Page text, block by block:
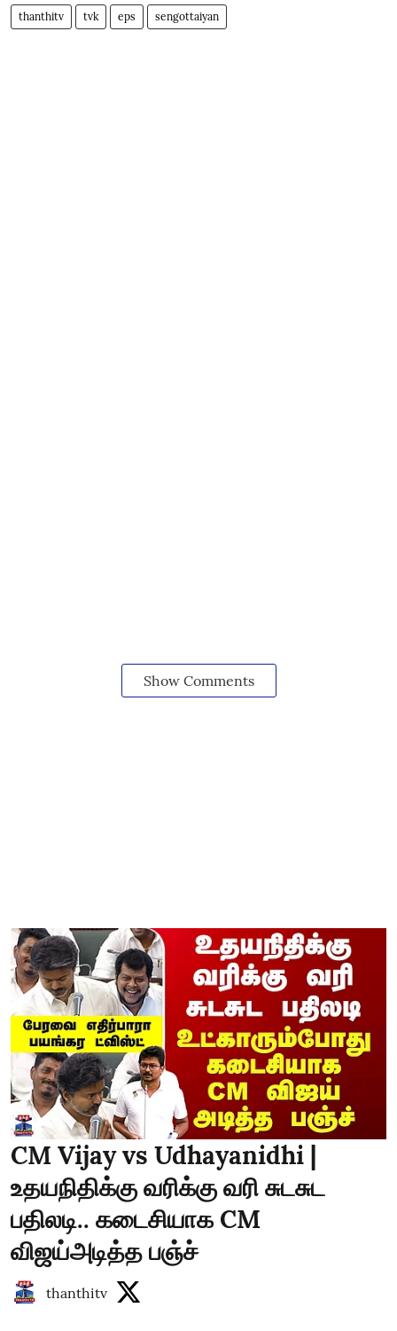
thanthitv tvk eps sengottaiyan
Show Comments
CM Vijay vs Udhayanidhi |
உதயநிதிக்கு வரிக்கு வரி சுடசுட
பதிலடி.. கடைசியாக CM
விஜய்அடித்த பஞ்ச்
thanthitv